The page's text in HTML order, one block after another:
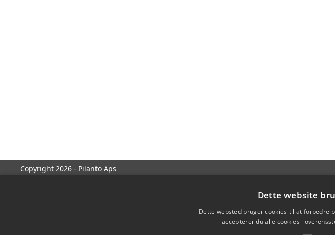
Copyright 2026 - Pilanto Aps
Dette website
Dette websted bruger cookies til at forbedre
accepterer du alle cookies i